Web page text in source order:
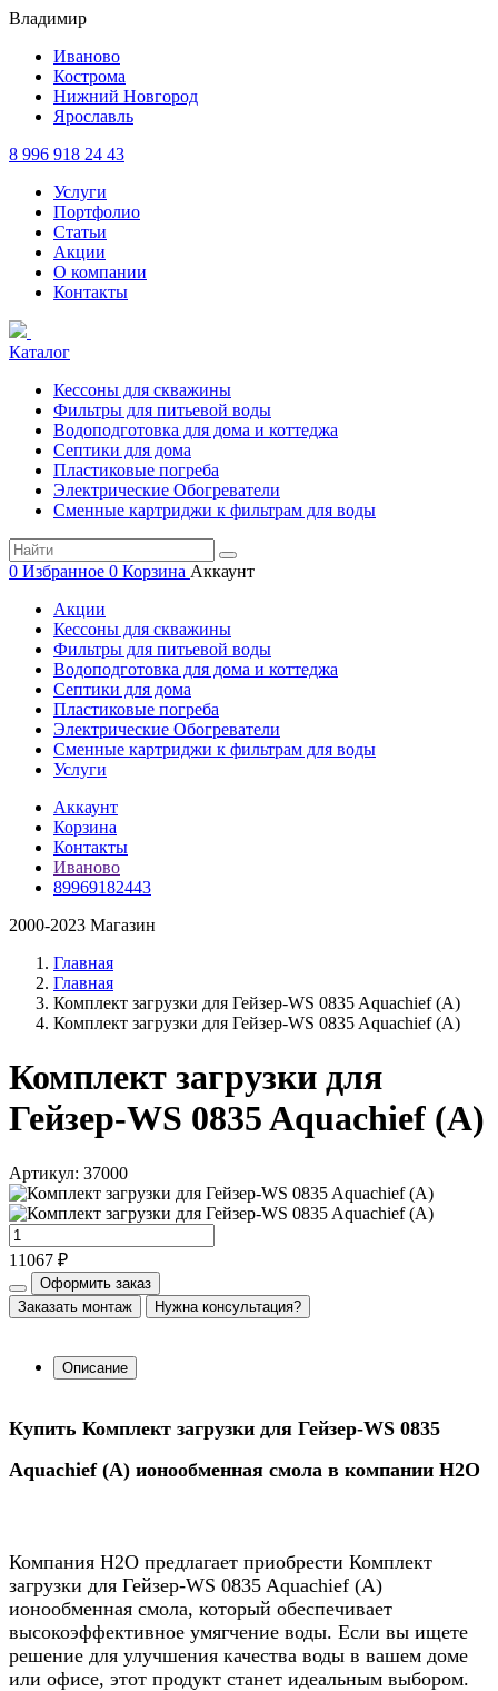
Владимир
Иваново
Кострома
Нижний Новгород
Ярославль
8 996 918 24 43
Услуги
Портфолио
Статьи
Акции
О компании
Контакты
Каталог
Кессоны для скважины
Фильтры для питьевой воды
Водоподготовка для дома и коттеджа
Септики для дома
Пластиковые погреба
Электрические Обогреватели
Сменные картриджи к фильтрам для воды
0 Избранное 0 Корзина Аккаунт
Акции
Кессоны для скважины
Фильтры для питьевой воды
Водоподготовка для дома и коттеджа
Септики для дома
Пластиковые погреба
Электрические Обогреватели
Сменные картриджи к фильтрам для воды
Услуги
Аккаунт
Корзина
Контакты
Иваново
89969182443
2000-2023 Магазин
Главная
Главная
Комплект загрузки для Гейзер-WS 0835 Aquachief (A)
Комплект загрузки для Гейзер-WS 0835 Aquachief (A)
Комплект загрузки для
Гейзер-WS 0835 Aquachief (A)
Артикул: 37000
11067 ₽
Оформить заказ
Заказать монтаж
Нужна консультация?
Описание
Купить Комплект загрузки для Гейзер-WS 0835
Aquachief (A) ионообменная смола в компании Н2О
Компания Н2О предлагает приобрести Комплект
загрузки для Гейзер-WS 0835 Aquachief (A)
ионообменная смола, который обеспечивает
высокоэффективное умягчение воды. Если вы ищете
решение для улучшения качества воды в вашем доме
или офисе, этот продукт станет идеальным выбором.